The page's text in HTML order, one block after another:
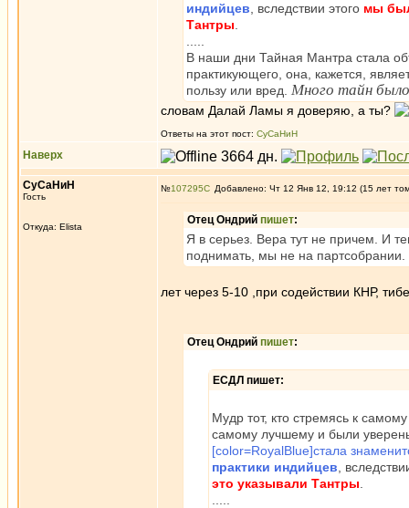
индийцев , вследствии этого мы
Тантры
В наши дни Тайная Мантра стала
практикующего, она, кажется,
пользу или вред. Много тайн
словам Далай Ламы я доверяю, а ты?
Ответы на этот пост: СуСаНиН
Наверх
СуСаНиН
Гость
Откуда: Elista
№107295 Добавлено: Чт 12 Янв 12, 19:12 (15 лет
Отец Ондрий пишет:
Я в серьез. Вера тут не причем. И
поднимать, мы не на партсобрании.
лет через 5-10 ,при содействии КНР,
Отец Ондрий пишет:
ЕСДЛ пишет:
Мудр тот, кто стремясь к
самому лучшему и были
[color=RoyalBlue]стала
практики индийцев ,
это указывали Тантры